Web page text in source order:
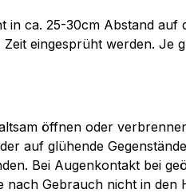
ca. 25-30cm Abstand auf
eingesprüht werden. Je
öffnen oder
auf glühende
Bei Augenkontakt bei
nach Gebrauch nicht in den